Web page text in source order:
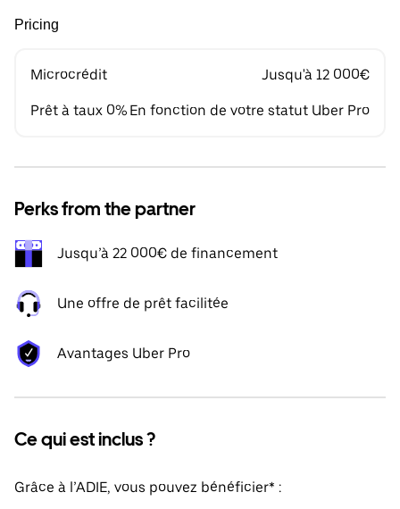
Pricing
Microcrédit Jusqu'à 12 000€
Prêt à taux 0% En fonction de votre statut Uber Pro
Perks from the partner
Jusqu’à 22 000€ de financement
Une offre de prêt facilitée
Avantages Uber Pro
Ce qui est inclus ?
Grâce à l’ADIE, vous pouvez bénéficier* :